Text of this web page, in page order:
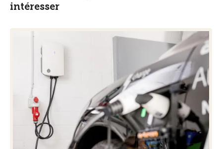
intéresser